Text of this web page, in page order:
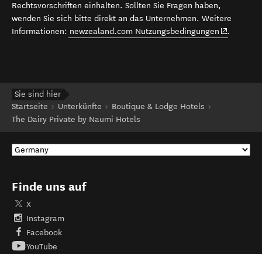
Rechtsvorschriften einhalten. Sollten Sie Fragen haben,
wenden Sie sich bitte direkt an das Unternehmen. Weitere
Informationen: newzealand.com Nutzungsbedingungen (opens in
.
Sie sind hier
Startseite
Unterkünfte
Boutique & Lodge Hotels
The Dairy Private by Naumi Hotels
Finde uns auf
X
Instagram
Facebook
YouTube